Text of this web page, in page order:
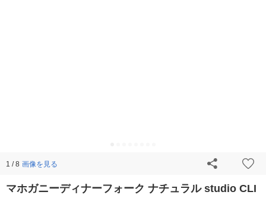
1 / 8 画像を見る
マホガニーディナーフォーク ナチュラル studio CLI